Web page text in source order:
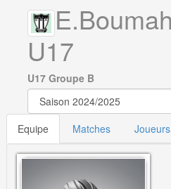
U17
U17 Groupe B
Equipe Matches Joueurs